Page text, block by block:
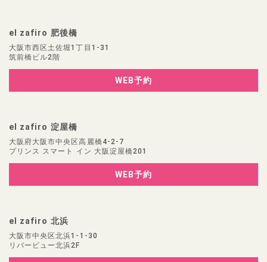
el zafiro 肥後橋
大阪市西区土佐堀1丁目1-31
筑前橋ビル2階
WEB予約
el zafiro 淀屋橋
大阪府大阪市中央区高麗橋4-2-7
プリンス スマート イン 大阪淀屋橋201
WEB予約
el zafiro 北浜
大阪市中央区北浜1-1-30
リバービュー北浜2F